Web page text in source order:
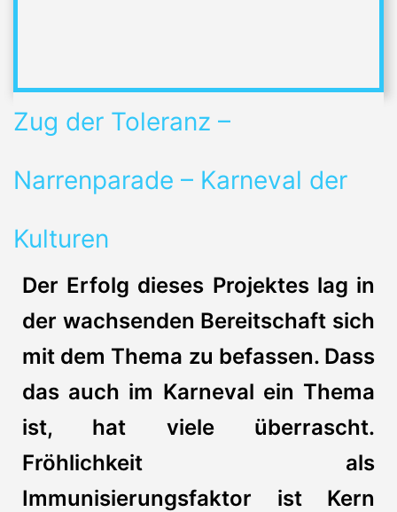
Zug der Toleranz –
Narrenparade – Karneval der
Kulturen
Der Erfolg dieses Projektes lag in
der wachsenden Bereitschaft sich
mit dem Thema zu befassen. Dass
das auch im Karneval ein Thema
ist, hat viele überrascht.
Fröhlichkeit als
Immunisierungsfaktor ist Kern